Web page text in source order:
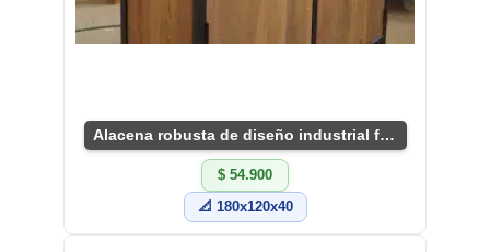
Alacena robusta de diseño industrial funcional
$ 54.900
📐 180x120x40